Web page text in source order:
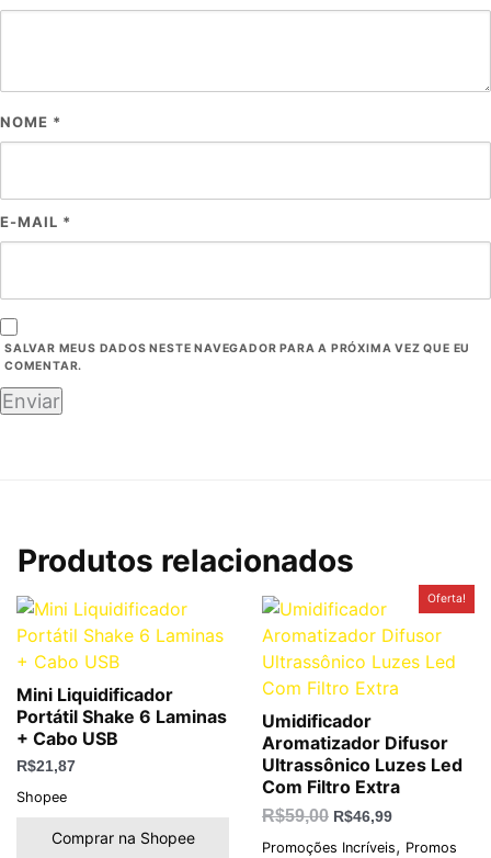
NOME *
E-MAIL *
SALVAR MEUS DADOS NESTE NAVEGADOR PARA A PRÓXIMA VEZ QUE EU
COMENTAR.
Produtos relacionados
Mini Liquidificador
Portátil Shake 6 Laminas
+ Cabo USB
R$21,87
Shopee
Comprar na Shopee
Oferta!
Umidificador
Aromatizador Difusor
Ultrassônico Luzes Led
Com Filtro Extra
R$59,00
preço
original
era:
R$59,00.
R$46,99
atual
é:
R$46,99.
Promoções Incríveis, Promos